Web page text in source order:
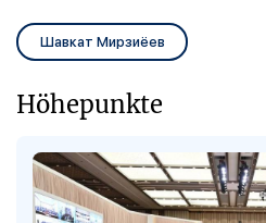
Шавкат Мирзиёев
Höhepunkte